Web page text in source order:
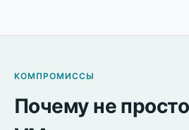
КОМПРОМИССЫ
Почему не